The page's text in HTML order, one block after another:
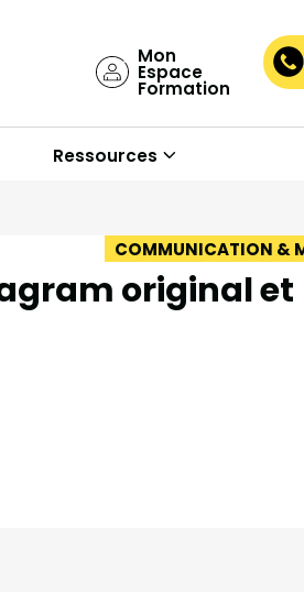
Mon
Espace
Formation
Ressources
original et
COMMUNICATION &